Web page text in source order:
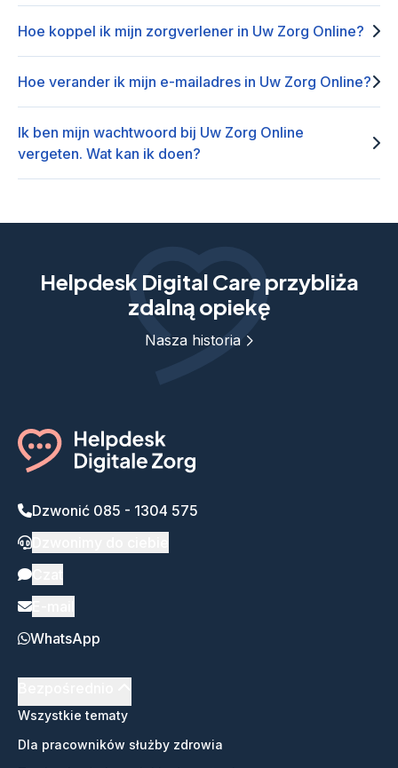
Hoe koppel ik mijn zorgverlener in Uw Zorg Online?
Hoe verander ik mijn e-mailadres in Uw Zorg Online?
Ik ben mijn wachtwoord bij Uw Zorg Online
vergeten. Wat kan ik doen?
Helpdesk Digital Care przybliża
zdalną opiekę
Nasza historia
Dzwonić 085 - 1304 575
WhatsApp
Wszystkie tematy
Dla pracowników służby zdrowia